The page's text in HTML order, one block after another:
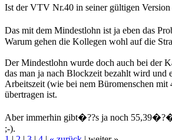
Ist der VTV Nr.40 in seiner gültigen Version
Das mit dem Mindestlohn ist ja eben das
Warum gehen die Kollegen wohl auf die
Der Mindestlohn wurde doch auch bei der
das man ja nach Blockzeit bezahlt wird und
Arbeitszeit (wie bei nem Büromenschen mit
übertragen ist.
Aber immerhin gibt�??s ja noch
;-).